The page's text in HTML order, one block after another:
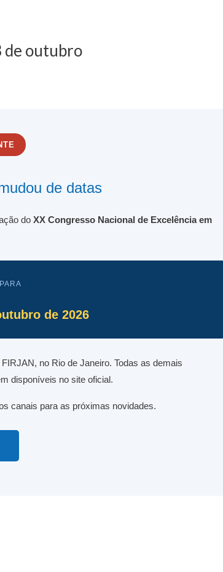
de outubro
de datas
do XX Congresso Nacional de Excelência em
PARA
de 2026
no Rio de Janeiro. Todas as demais
disponíveis no site oficial.
canais para as próximas novidades.